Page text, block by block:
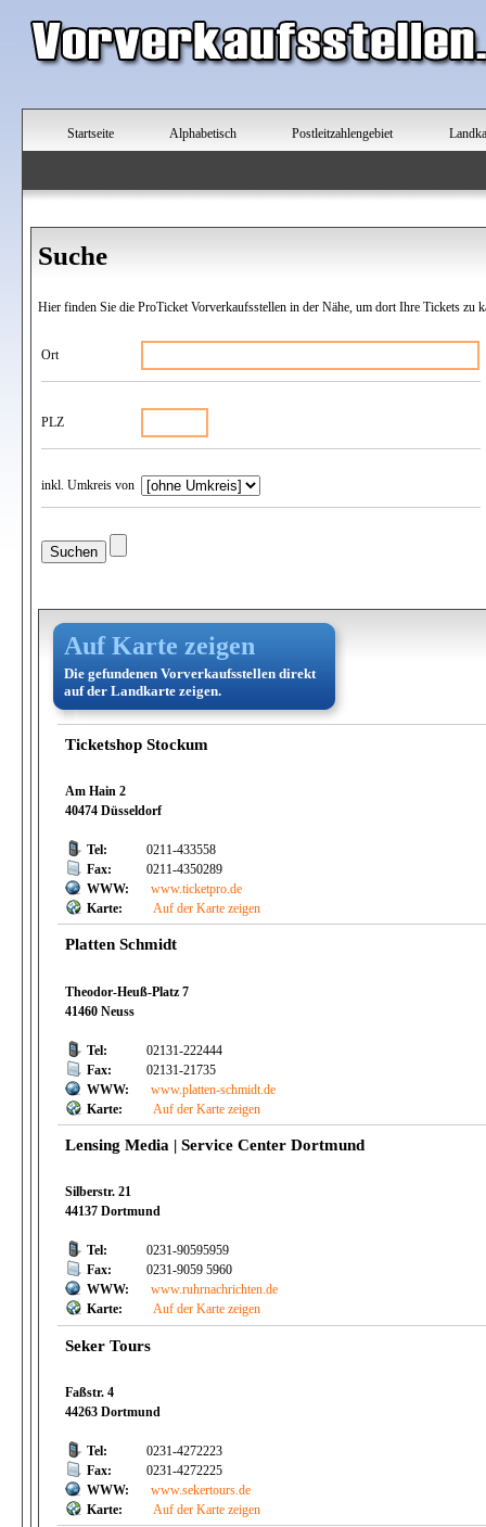
Startseite Alphabetisch Postleitzahlengebiet
Suche
Hier finden Sie die ProTicket Vorverkaufsstellen in der Nähe, um dort Ihre Tickets zu
Ort
PLZ
inkl. Umkreis von
Auf Karte zeigen
Die gefundenen Vorverkaufsstellen direkt
auf der Landkarte zeigen.
Ticketshop Stockum
Am Hain 2
40474 Düsseldorf
Tel:
0211-433558
Fax:
0211-4350289
WWW:
www.ticketpro.de
Karte:
Auf der Karte zeigen
Platten Schmidt
Theodor-Heuß-Platz 7
41460 Neuss
Tel:
02131-222444
Fax:
02131-21735
WWW:
www.platten-schmidt.de
Karte:
Auf der Karte zeigen
Lensing Media | Service Center Dortmund
Silberstr. 21
44137 Dortmund
Tel:
0231-90595959
Fax:
0231-9059 5960
WWW:
www.ruhrnachrichten.de
Karte:
Auf der Karte zeigen
Seker Tours
Faßstr. 4
44263 Dortmund
Tel:
0231-4272223
Fax:
0231-4272225
WWW:
www.sekertours.de
Karte:
Auf der Karte zeigen